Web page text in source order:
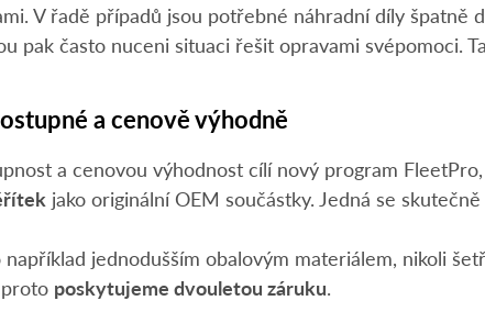
V řadě případů jsou potřebné náhradní díly špatně
pak často nuceni situaci řešit opravami svépomoci.
a cenově výhodně
a cenovou výhodnost cílí nový program
jako originální OEM součástky. Jedná se
jednodušším obalovým materiálem, nikoli
poskytujeme dvouletou záruku.